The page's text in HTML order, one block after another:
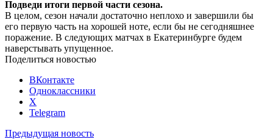
Подведи итоги первой части сезона.
В целом, сезон начали достаточно неплохо и завершили бы
его первую часть на хорошей ноте, если бы не сегодняшнее
поражение. В следующих матчах в Екатеринбурге будем
наверстывать упущенное.
Поделиться новостью
ВКонтакте
Одноклассники
X
Telegram
Предыдущая новость